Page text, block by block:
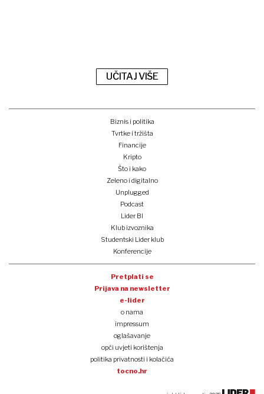
UČITAJ VIŠE
Biznis i politika
Tvrtke i tržišta
Financije
Kripto
Što i kako
Zeleno i digitalno
Unplugged
Podcast
Lider BI
Klub izvoznika
Studentski Lider klub
Konferencije
Pretplati se
Prijava na newsletter
e-lider
o nama
impressum
oglašavanje
opći uvjeti korištenja
politika privatnosti i kolačića
tocno.hr